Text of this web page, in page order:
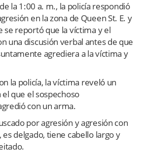
la 1:00 a. m., la policía respondió
en la zona de Queen St. E. y
se reportó que la víctima y el
una discusión verbal antes de que
agrediera a la víctima y
la policía, la víctima reveló un
que el sospechoso
con un arma.
por agresión y agresión con
delgado, tiene cabello largo y